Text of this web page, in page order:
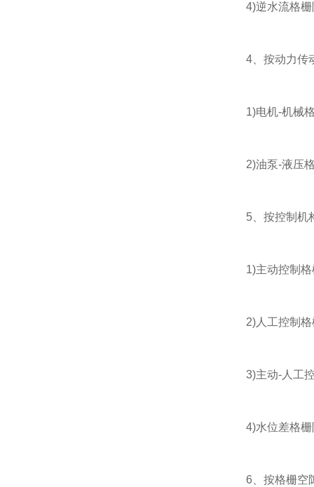
4)逆水流格栅
4、按动力传
1)电机-机械格
2)油泵-液压格
5、按控制机
1)主动控制格
2)人工控制格
3)主动-人工控
4)水位差格栅
6、按格栅空